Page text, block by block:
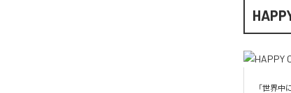
「世界中